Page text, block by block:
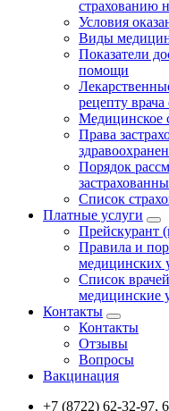
страхованию
Условия
Виды
Показатели
помощи
рецепту
Медицинское
Права
Порядок
Список
Платные услуги
Прейскурант
Правила и
медицинских
Список
медицинские
Контакты
Контакты
Отзывы
Вопросы
Вакцинация
+7 (8722) 62-32-97,